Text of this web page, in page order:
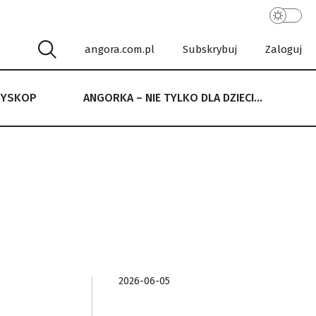
angora.com.pl Subskrybuj Zaloguj
ANGORKA – NIE TYLKO DLA DZIECI…
NIE TYLKO DLA DZIECI…
2026-06-05